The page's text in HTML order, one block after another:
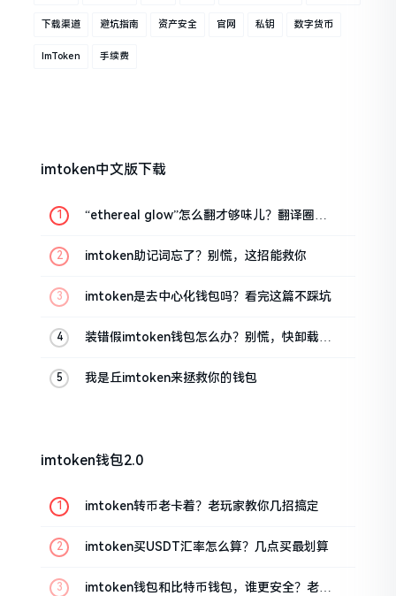
下载渠道 避坑指南 资产安全 官网 私钥 数字货币
ImToken 手续费
imtoken中文版下载
“ethereal glow”怎么翻才够味儿？翻译圈老
imtoken助记词忘了？别慌，这招能救你
imtoken是去中心化钱包吗？看完这篇不踩坑
装错假imtoken钱包怎么办？别慌，快卸载，
我是丘imtoken来拯救你的钱包
imtoken钱包2.0
imtoken转币老卡着？老玩家教你几招搞定
imtoken买USDT汇率怎么算？几点买最划算
imtoken钱包和比特币钱包，谁更安全？老玩